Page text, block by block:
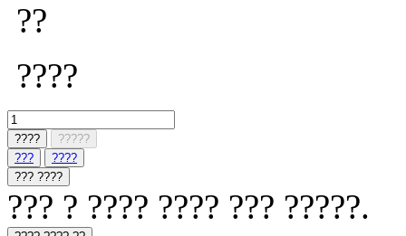
??
????
????
?????
???
????
??? ????
??? ? ???? ???? ??? ?????.